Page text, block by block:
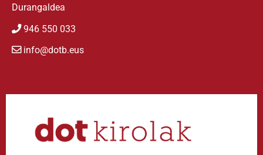
Durangaldea
946 550 033
info@dotb.eus